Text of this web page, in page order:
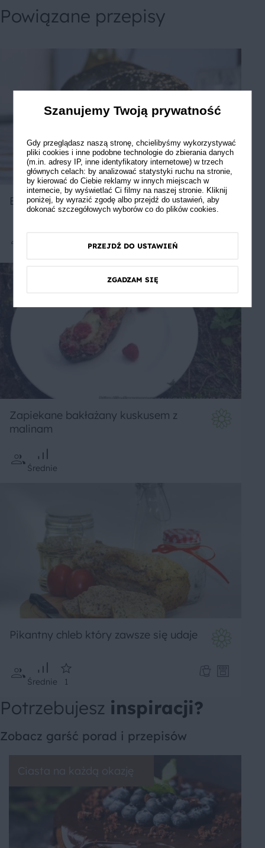
Powiązane przepisy
Bułki z czarnym węglem
Zapiekane bakłażany kuskusem z
malinam
Średnie
Pikantny chleb który zawsze się udaje
Średnie 1
Potrzebujesz inspiracji?
Zobacz garść porad i przepisów
Szanujemy Twoją prywatność
Gdy przeglądasz naszą stronę, chcielibyśmy wykorzystywać
pliki cookies i inne podobne technologie do zbierania danych
(m.in. adresy IP, inne identyfikatory internetowe) w trzech
głównych celach: by analizować statystyki ruchu na stronie,
by kierować do Ciebie reklamy w innych miejscach w
internecie, by wyświetlać Ci filmy na naszej stronie. Kliknij
poniżej, by wyrazić zgodę albo przejdź do ustawień, aby
dokonać szczegółowych wyborów co do plików cookies.
PRZEJDŹ DO USTAWIEŃ
ZGADZAM SIĘ